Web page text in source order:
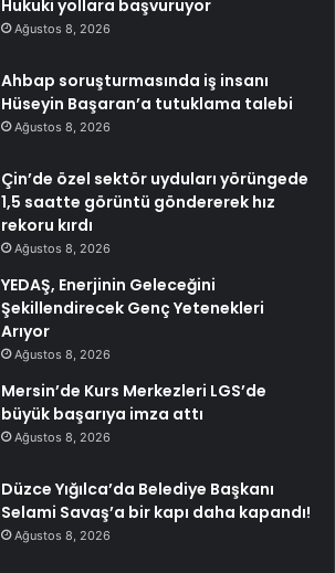
Hukuki yollara başvuruyor
Ağustos 8, 2026
Ahbap soruşturmasında iş insanı
Hüseyin Başaran’a tutuklama talebi
Ağustos 8, 2026
Çin’de özel sektör uyduları yörüngede
1,5 saatte görüntü göndererek hız
rekoru kırdı
Ağustos 8, 2026
YEDAŞ, Enerjinin Geleceğini
Şekillendirecek Genç Yetenekleri
Arıyor
Ağustos 8, 2026
Mersin’de Kurs Merkezleri LGS’de
büyük başarıya imza attı
Ağustos 8, 2026
Düzce Yığılca’da Belediye Başkanı
Selami Savaş’a bir kapı daha kapandı!
Ağustos 8, 2026